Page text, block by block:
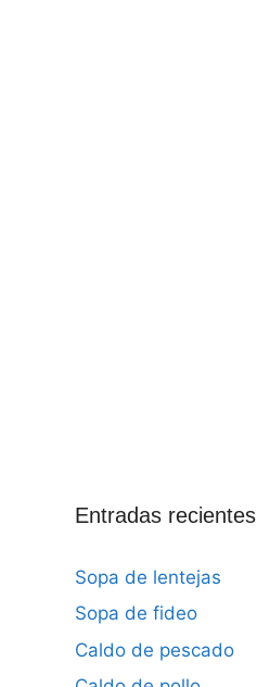
Entradas recientes
Sopa de lentejas
Sopa de fideo
Caldo de pescado